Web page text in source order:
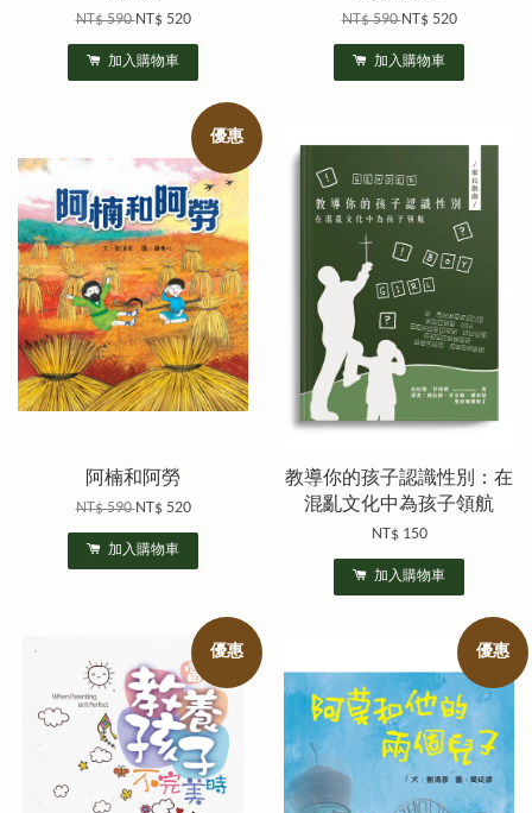
NT$ 590NT$ 520
加入購物車
NT$ 590NT$ 520
加入購物車
優惠
阿楠和阿勞
NT$ 590NT$ 520
加入購物車
教導你的孩子認識性別：在
混亂文化中為孩子領航
NT$ 150
加入購物車
優惠 優惠